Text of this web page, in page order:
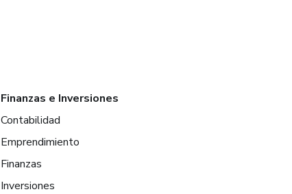
Finanzas e Inversiones
Contabilidad
Emprendimiento
Finanzas
Inversiones